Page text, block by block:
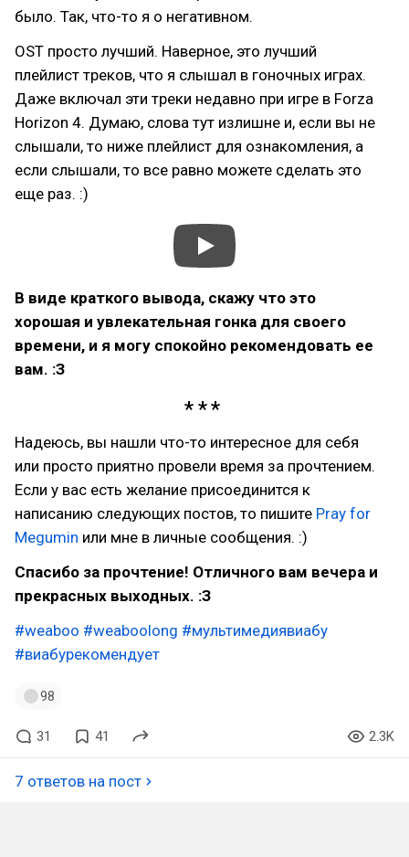
было. Так, что-то я о негативном.
OST просто лучший. Наверное, это лучший
плейлист треков, что я слышал в гоночных играх.
Даже включал эти треки недавно при игре в Forza
Horizon 4. Думаю, слова тут излишне и, если вы не
слышали, то ниже плейлист для ознакомления, а
если слышали, то все равно можете сделать это
еще раз. :)
В виде краткого вывода, скажу что это
хорошая и увлекательная гонка для своего
времени, и я могу спокойно рекомендовать ее
вам. :З
Надеюсь, вы нашли что-то интересное для себя
или просто приятно провели время за прочтением.
Если у вас есть желание присоединится к
написанию следующих постов, то пишите Pray for
Megumin или мне в личные сообщения. :)
Спасибо за прочтение! Отличного вам вечера и
прекрасных выходных. :З
#weaboo #weaboolong #мультимедиявиабу
#виабурекомендует
98
31 41 2.3K
7 ответов на пост